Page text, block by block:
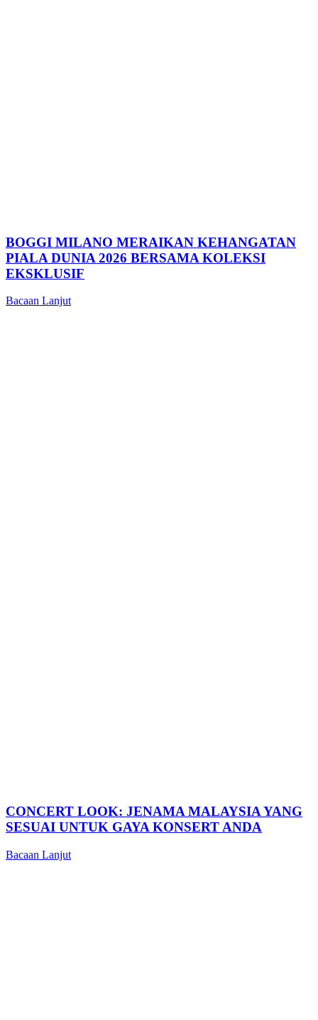
BOGGI MILANO MERAIKAN KEHANGATAN
PIALA DUNIA 2026 BERSAMA KOLEKSI
EKSKLUSIF
Bacaan Lanjut
CONCERT LOOK: JENAMA MALAYSIA YANG
SESUAI UNTUK GAYA KONSERT ANDA
Bacaan Lanjut